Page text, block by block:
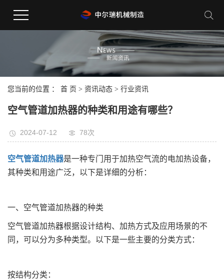
您当前的位置 ： 首 页 > 资讯动态 > 行业资讯
空气管道加热器的种类和用途有哪些？
2024-07-12 78次
空气管道加热器是一种专门用于加热空气流的电加热设备，
其种类和用途广泛，以下是详细的分析：
一、空气管道加热器的种类
空气管道加热器根据设计结构、加热方式及应用场景的不
同，可以分为多种类型。以下是一些主要的分类方式：
按结构分类：